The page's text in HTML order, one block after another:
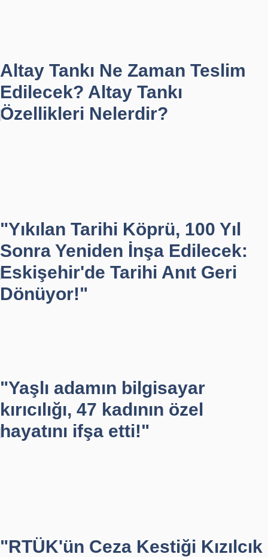
Altay Tankı Ne Zaman Teslim
Edilecek? Altay Tankı
Özellikleri Nelerdir?
"Yıkılan Tarihi Köprü, 100 Yıl
Sonra Yeniden İnşa Edilecek:
Eskişehir'de Tarihi Anıt Geri
Dönüyor!"
"Yaşlı adamın bilgisayar
kırıcılığı, 47 kadının özel
hayatını ifşa etti!"
"RTÜK'ün Ceza Kestiği Kızılcık